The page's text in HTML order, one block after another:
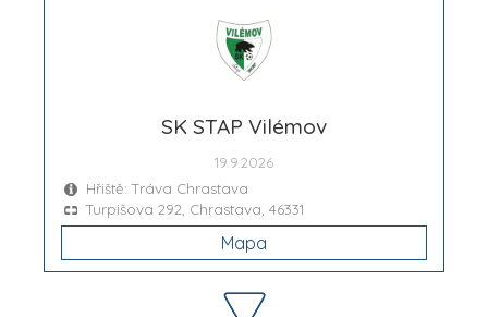
SK STAP Vilémov
19.9.2026
Hřiště: Tráva Chrastava
Turpišova 292, Chrastava, 46331
Mapa